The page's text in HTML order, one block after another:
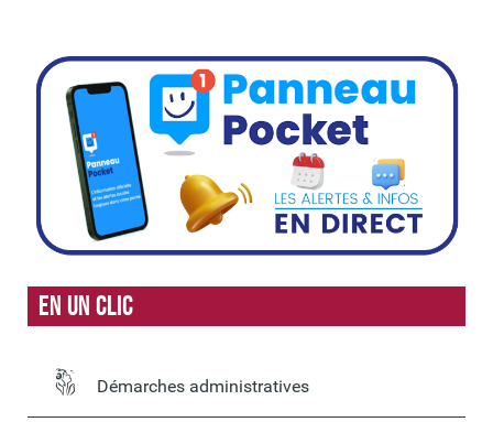
En un clic
Démarches administratives